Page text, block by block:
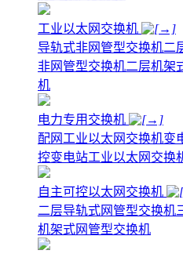
工业以太网交换机
导轨式非网管型交换机二
非网管型交换机二层机架
机
电力专用交换机
配网工业以太网交换机变
控变电站工业以太网交换
自主可控以太网交换机
二层导轨式网管型交换机
机架式网管型交换机